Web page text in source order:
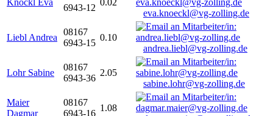
Knöckl Eva
6943-12
0.02
eva.knoeckl@vg-zolling.de
Liebl Andrea
08167
6943-15
0.10
andrea.liebl@vg-zolling.de
Lohr Sabine
08167
6943-36
2.05
sabine.lohr@vg-zolling.de
Maier
Dagmar
08167
6943-16
1.08